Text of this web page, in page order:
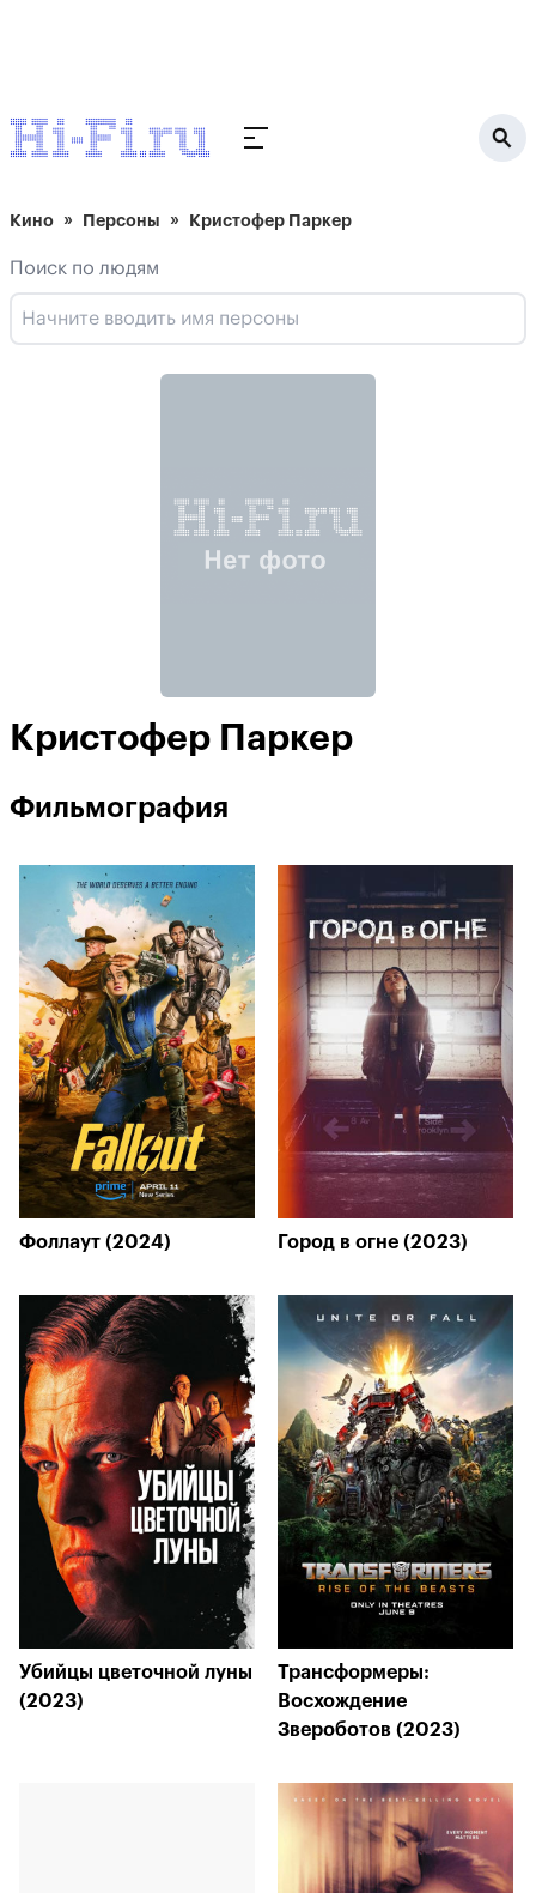
Кино Персоны Кристофер Паркер
Поиск по людям
Кристофер Паркер
Фильмография
Фоллаут (2024) Город в огне (2023)
Убийцы цветочной луны
(2023)
Трансформеры:
Восхождение
Звероботов (2023)